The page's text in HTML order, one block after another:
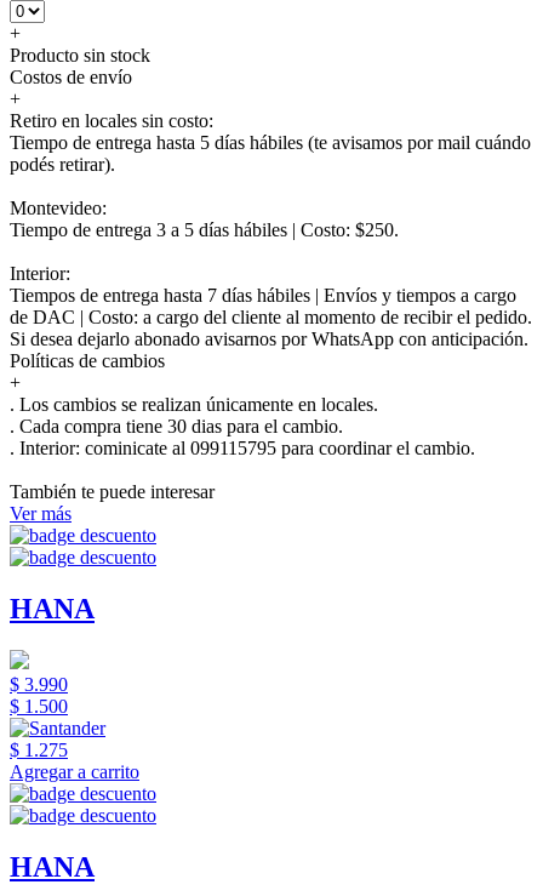
+
Producto sin stock
Costos de envío
+
Retiro en locales sin costo:
Tiempo de entrega hasta 5 días hábiles (te avisamos por mail cuándo
podés retirar).
Montevideo:
Tiempo de entrega 3 a 5 días hábiles | Costo: $250.
Interior:
Tiempos de entrega hasta 7 días hábiles | Envíos y tiempos a cargo
de DAC | Costo: a cargo del cliente al momento de recibir el pedido.
Si desea dejarlo abonado avisarnos por WhatsApp con anticipación.
Políticas de cambios
+
. Los cambios se realizan únicamente en locales.
. Cada compra tiene 30 dias para el cambio.
. Interior: cominicate al 099115795 para coordinar el cambio.
También te puede interesar
Ver más
HANA
$ 3.990
$ 1.500
$ 1.275
Agregar a carrito
HANA